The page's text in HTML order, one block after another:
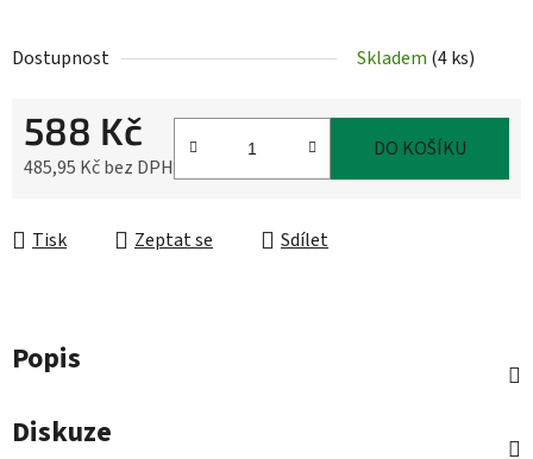
Dostupnost Skladem (4 ks)
588 Kč
485,95 Kč bez DPH
DO KOŠÍKU
Tisk Zeptat se Sdílet
Popis
Diskuze